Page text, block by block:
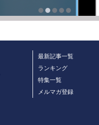
最新記事一覧
ランキング
特集一覧
メルマガ登録